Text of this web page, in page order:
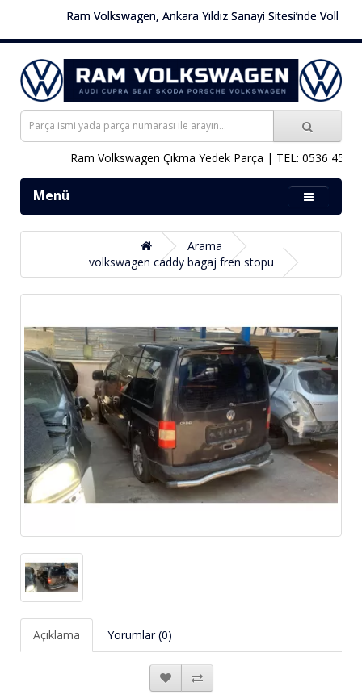
Ram Volkswagen, Ankara Yıldız Sanayi Sitesi’nde
Ram Volkswagen Çıkma Yedek Parça | TEL: 0536 451 78
Menü
Arama
volkswagen caddy bagaj fren stopu
Açıklama Yorumlar (0)